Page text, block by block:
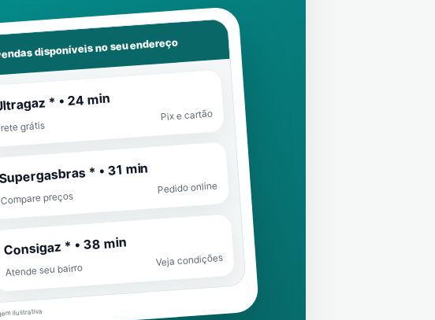
disponíveis no seu endereço
* • 24 min
grátis
Pix e cartão
Supergasbras * • 31 min
Compare preços
Pedido online
Consigaz * • 38 min
Atende seu bairro
Veja condições
ilustrativa